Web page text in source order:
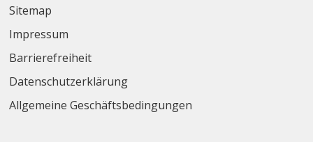
Sitemap
Impressum
Barrierefreiheit
Datenschutzerklärung
Allgemeine Geschäftsbedingungen